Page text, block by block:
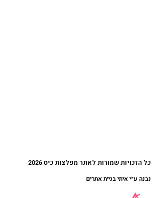
כל הזכויות שמורות לאתר מפלצות כיס 2026
נבנה ע״י איתי בניית אתרים